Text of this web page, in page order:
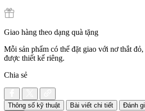
Giao hàng theo dạng quà tặng
Mỗi sản phẩm có thể đặt giao với nơ thắt
được thiết kế riêng.
Chia sẻ
Thông số kỹ thuật Bài viết chi tiết
Đánh